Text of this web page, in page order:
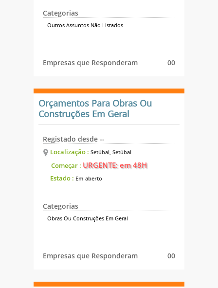
Categorias
Outros Assuntos Não Listados
Empresas que Responderam 00
Orçamentos Para Obras Ou
Construções Em Geral
Registado desde --
Localização : Setúbal, Setúbal
Começar : URGENTE: em 48H
Estado : Em aberto
Categorias
Obras Ou Construções Em Geral
Empresas que Responderam 00